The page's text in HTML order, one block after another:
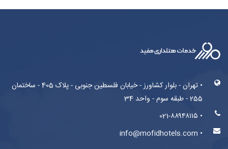
• تهران - بلوار کشاورز - خیابان فلسطین جنوبی - پلاک 405 - ساختمان
255 - طبقه سوم - واحد 34
• 021-۸۸۹۴۸۱۱۵
• info@mofidhotels.com